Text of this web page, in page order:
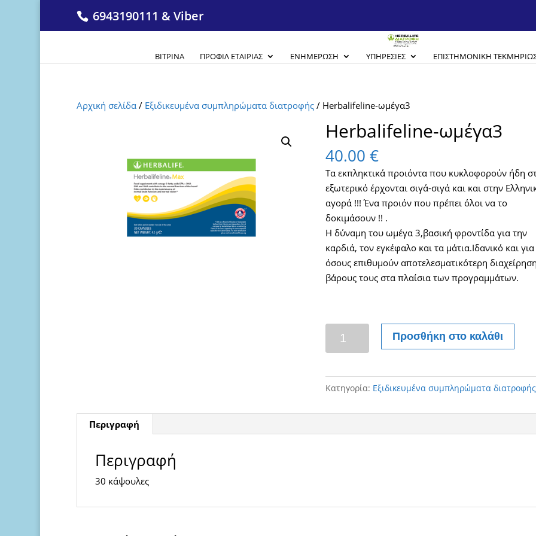
6943190111 & Viber
ΒΙΤΡΊΝΑ ΠΡΟΦΊΛ ΕΤΑΙΡΊΑΣ ΕΝΗΜΈΡΩΣΗ ΥΠΗΡΕΣΊΕΣ EΠΙΣΤΗΜΟΝΙΚΉ
Αρχική σελίδα/ Eξιδικευμένα συμπληρώματα διατροφής/ Herbalifeline-ωμέγα3
Herbalifeline-ωμέγα3
40.00€
Τα εκπληκτικά προιόντα που κυκλοφορούν ήδη
εξωτερικό έρχονται σιγά-σιγά και και στην
αγορά !!! Ένα προιόν που πρέπει όλοι να το
δοκιμάσουν !! .
Η δύναμη του ωμέγα 3,βασική φροντίδα για την
καρδιά, τον εγκέφαλο και τα μάτια.Ιδανικό και για
όσους επιθυμούν αποτελεσματικότερη
βάρους τους στα πλαίσια των προγραμμάτων.
ωμέγα3
Προσθήκη στο καλάθι
Κατηγορία: Eξιδικευμένα συμπληρώματα διατροφής
Περιγραφή
Περιγραφή
30 κάψουλες